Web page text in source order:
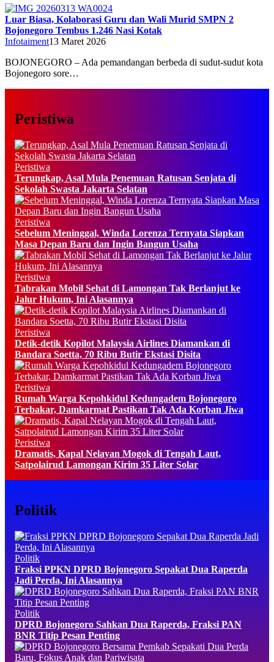
Luar Biasa, Kolaborasi Guru dan Wali Murid SMPN 2
Bojonegoro Tembus 1.246 Nasi Kotak
Infotaiment13 Maret 2026
BOJONEGORO – Ada pemandangan berbeda di sudut-sudut kota
Bojonegoro sore…
Peristiwa
Peristiwa
Terungkap, Asal Mula Penemuan Ratusan Senjata di
Sekolah Swasta Jakarta Selatan
Peristiwa
Sebelum Meninggal, Winda Lorenza Ternyata Siapkan
Masa Depan Baru dan Ingin Bangun Usaha
Peristiwa
Tabrakan Mobil Sehat di Lamongan Tak Berlanjut ke
Jalur Hukum, Ini Alasannya
Peristiwa
Detik-detik Kopilot Malaysia Airlines Diamankan di
Bandara Soetta, 70 Ribu Butir Ekstasi Disita
Peristiwa
Rumah Warga Kepohkidul Kedungadem Bojonegoro
Terbakar, Damkarmat Pastikan Tak Ada Korban Jiwa
Peristiwa
Dramatis, Kapal Nelayan Mogok di Tengah Laut,
Satpolairud Lamongan Kirim 35 Liter Solar
Politik
Politik
Fraksi PPKN DPRD Bojonegoro Sepakat Dua Raperda
Jadi Perda, Ini Alasannya
Politik
DPRD Bojonegoro Sahkan Dua Raperda, Fraksi PAN
BNR Titip Pesan Penting